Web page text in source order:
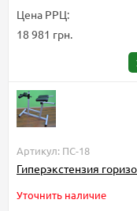
Цена РРЦ:
18 981 грн.
Артикул: ПС-18
Гиперэкстензия
Уточнить наличие